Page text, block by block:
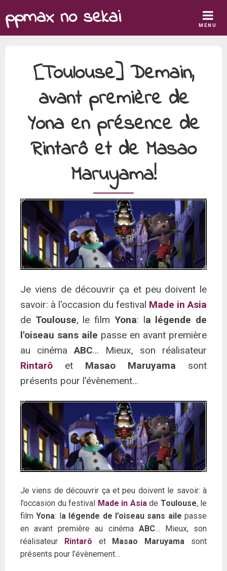
to
content
ppmax no sekai MENU
[Toulouse] Demain,
avant première de
Yona en présence de
Rintarô et de Masao
Maruyama!
Je viens de découvrir ça et peu doivent le
savoir: à l'occasion du festival Made in Asia
de Toulouse, le film Yona: la légende de
l'oiseau sans aile passe en avant première
au cinémaABC... Mieux, son réalisateur
Rintarô et Masao Maruyama sont
présents pour l'évènement...
Je viens de découvrir ça et peu doivent le savoir: à
l’occasion du festival Made in Asia de Toulouse, le
filmYona: la légende de l’oiseau sans aile passe
en avant première au cinéma ABC… Mieux, son
réalisateur Rintarô et Masao Maruyama sont
présents pour l’évènement…